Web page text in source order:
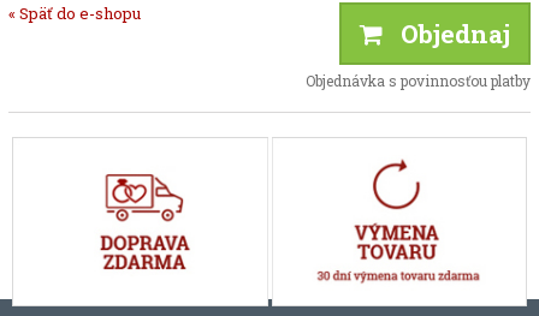
« Späť do e-shopu
Objednaj
Objednávka s povinnosťou platby